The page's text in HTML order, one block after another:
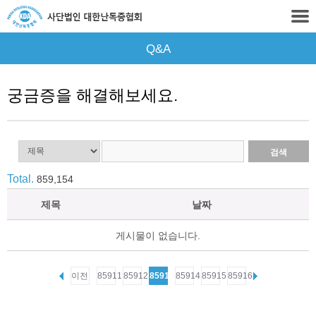
Q&A
궁금증을 해결해보세요.
Total. 859,154
제목 날짜
게시물이 없습니다.
이전 85911 85912 85913 8591485915 85916